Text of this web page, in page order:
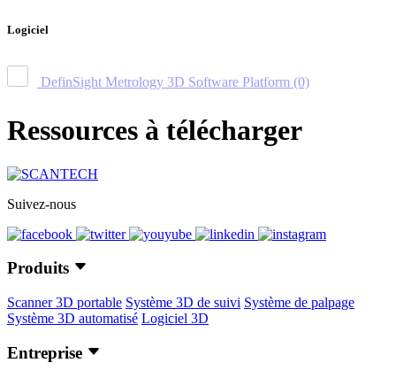
Logiciel
DefinSight Metrology 3D Software Platform (0)
Ressources à télécharger
Suivez-nous
Produits
Scanner 3D portable Système 3D de suivi Système de palpage
Système 3D automatisé Logiciel 3D
Entreprise